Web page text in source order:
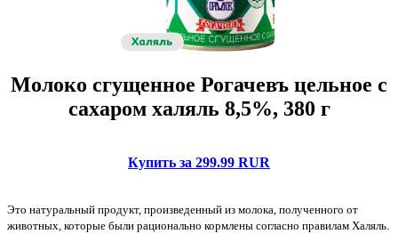
Молоко сгущенное Рогачевъ цельное с
сахаром халяль 8,5%, 380 г
Купить за 299.99 RUR
Это натуральный продукт, произведенный из молока, полученного от
животных, которые были рационально кормлены согласно правилам Халяль.